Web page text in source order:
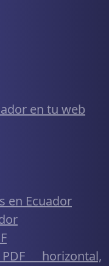
en tu web
en Ecuador
horizontal,